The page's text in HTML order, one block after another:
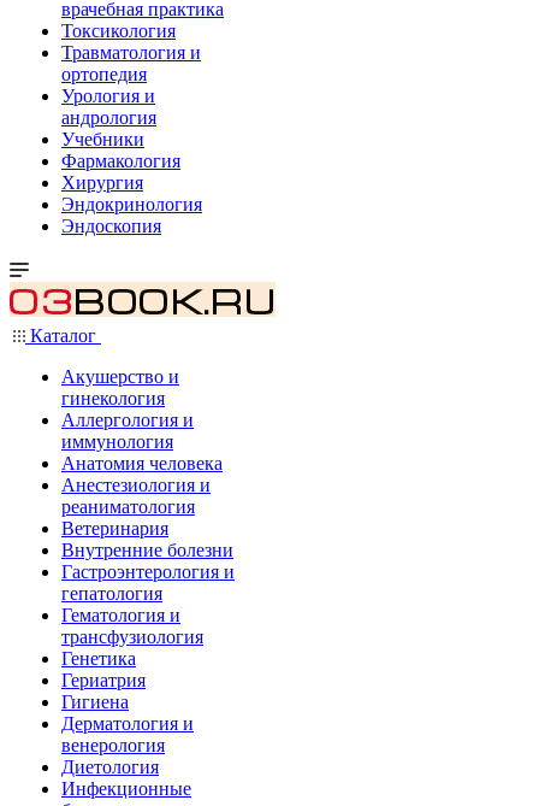
врачебная практика
Токсикология
Травматология и
ортопедия
Урология и
андрология
Учебники
Фармакология
Хирургия
Эндокринология
Эндоскопия
Каталог
Акушерство и
гинекология
Аллергология и
иммунология
Анатомия человека
Анестезиология и
реаниматология
Ветеринария
Внутренние болезни
Гастроэнтерология и
гепатология
Гематология и
трансфузиология
Генетика
Гериатрия
Гигиена
Дерматология и
венерология
Диетология
Инфекционные